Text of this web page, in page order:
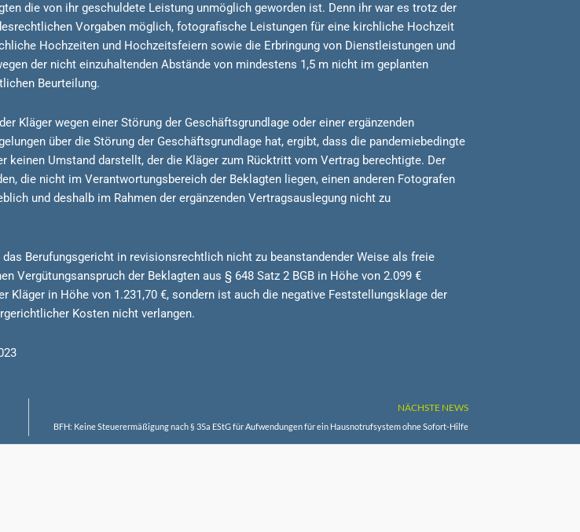
die von ihr geschuldete Leistung unmöglich geworden ist. Denn ihr war es trotz der
Vorgaben möglich, fotografische Leistungen für eine kirchliche Hochzeit
Hochzeiten und Hochzeitsfeiern sowie die Erbringung von Dienstleistungen und
der nicht einzuhaltenden Abstände von mindestens 1,5 m nicht im geplanten
Beurteilung.
Kläger wegen einer Störung der Geschäftsgrundlage oder einer ergänzenden
über die Störung der Geschäftsgrundlage hat, ergibt, dass die pandemiebedingte
Umstand darstellt, der die Kläger zum Rücktritt vom Vertrag berechtigte. Der
die nicht im Verantwortungsbereich der Beklagten liegen, einen anderen Fotografen
und deshalb im Rahmen der ergänzenden Vertragsauslegung nicht zu
Berufungsgericht in revisionsrechtlich nicht zu beanstandender Weise als freie
Vergütungsanspruch der Beklagten aus § 648 Satz 2 BGB in Höhe von 2.099 €
in Höhe von 1.231,70 €, sondern ist auch die negative Feststellungsklage der
Kosten nicht verlangen.
NÄCHSTE NEWS
BFH: Keine Steuerermäßigung nach § 35a EStG für Aufwendungen für ein Hausnotrufsystem ohne Sofort-Hilfe